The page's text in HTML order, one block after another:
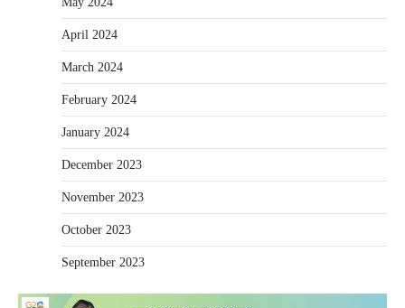
April 2024
March 2024
February 2024
January 2024
December 2023
November 2023
October 2023
September 2023